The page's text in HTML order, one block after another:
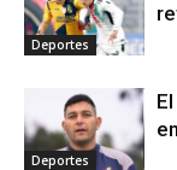
Deportes
Deportes